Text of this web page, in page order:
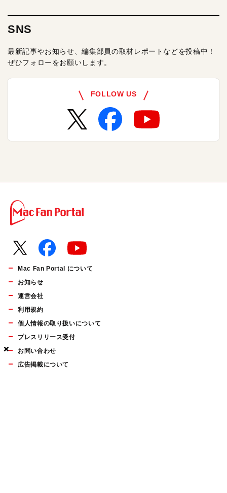
×
×
×
SNS
最新記事やお知らせ、編集部員の取材レポートなどを投稿中！
ぜひフォローをお願いします。
FOLLOW US
Mac Fan Portal について
お知らせ
運営会社
利用規約
個人情報の取り扱いについて
プレスリリース受付
お問い合わせ
広告掲載について